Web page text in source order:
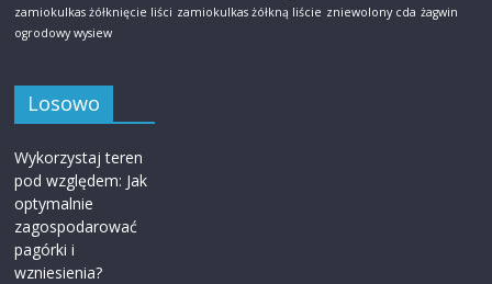
zamiokulkas żółknięcie liści zamiokulkas żółkną liście zniewolony cda żagwin
ogrodowy wysiew
Losowo
Wykorzystaj teren
pod względem: Jak
optymalnie
zagospodarować
pagórki i
wzniesienia?